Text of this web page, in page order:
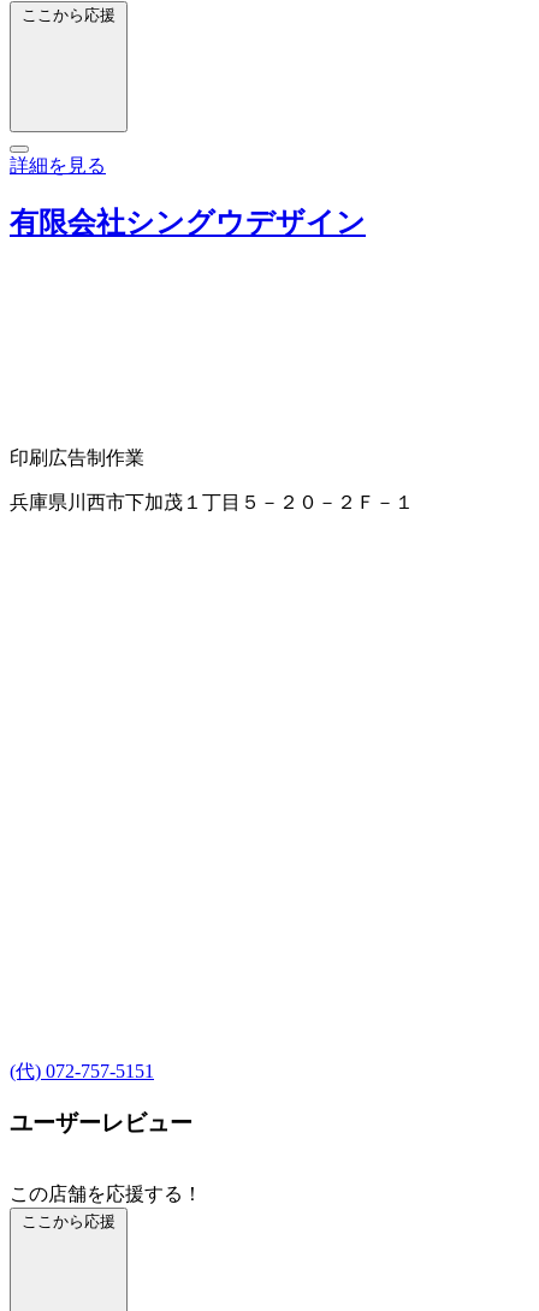
ここから応援
詳細を見る
有限会社シングウデザイン
印刷 広告制作業
兵庫県川西市下加茂１丁目５－２０－２Ｆ－１
(代) 072-757-5151
ユーザーレビュー
この店舗を応援する！
ここから応援